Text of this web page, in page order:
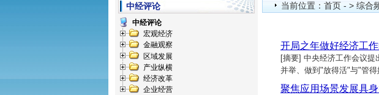
中经评论
中经评论
宏观经济
金融观察
区域发展
产业纵横
经济改革
企业经营
当前位置： 首页 - > 综合
开局之年做好经济工
[摘要] 中央经济工作会议
并举、做到"放得活"与"管
聚焦应用场景发展具